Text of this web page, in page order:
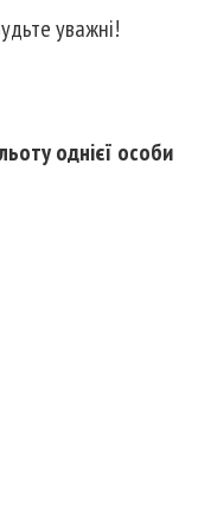
уважні!
однієї особи